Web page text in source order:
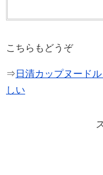
こちらもどうぞ
⇒ 日清カップヌード
しい